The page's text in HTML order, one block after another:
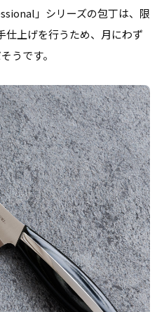
」シリーズの包丁は、限
仕上げを行うため、月にわず
うです。